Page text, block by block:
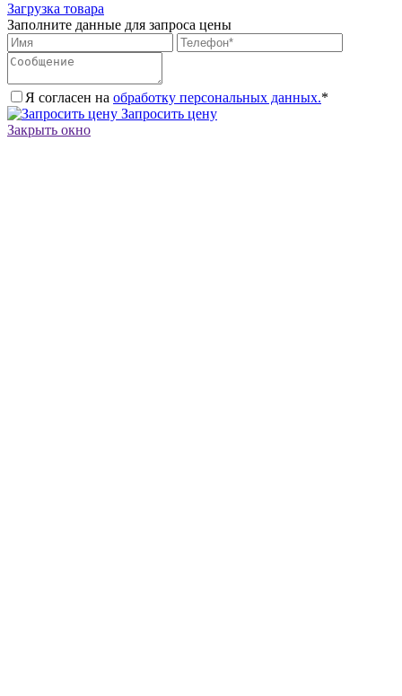
Загрузка товара
Заполните данные для запроса цены
Я согласен на обработку персональных данных.*
Запросить цену
Закрыть окно